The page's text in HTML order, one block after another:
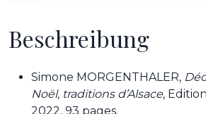
Beschreibung
Simone MORGENTHALER,
Noël, traditions d’Alsace,
2022, 93 pages.